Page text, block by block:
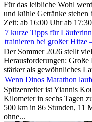
Für das leibliche Wohl
und kühle Getränke
Zeit: ab 16:00 Uhr ab
7 kurze Tipps für
trainieren bei großer Hitze
Der Sommer 2026 stellt
Herausforderungen:
stärker als gewöhnliches
Wenn Dinos Marathon
Spitzenreiter ist Yiannis
Kilometer in sechs Tagen
500 km in 86 Stunden, 11
ohne...